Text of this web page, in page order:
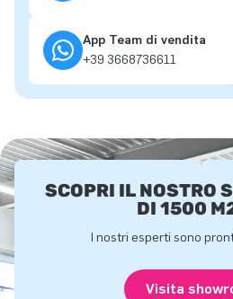
App Team di vendita
+39 3668736611
SCOPRI IL NOSTRO
DI 1500
I nostri esperti sono
Visita